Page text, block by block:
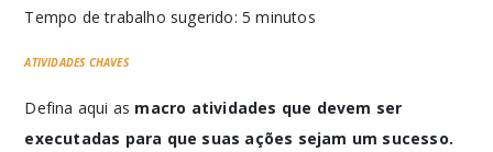
Tempo de trabalho sugerido: 5 minutos
ATIVIDADES CHAVES
Defina aqui as macro atividades que devem ser
executadas para que suas ações sejam um sucesso.